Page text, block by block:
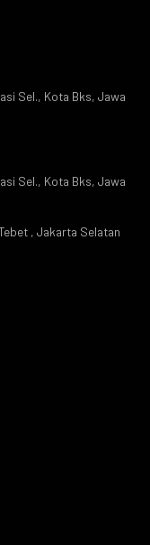
Sel., Kota Bks, Jawa
Sel., Kota Bks, Jawa
, Jakarta Selatan